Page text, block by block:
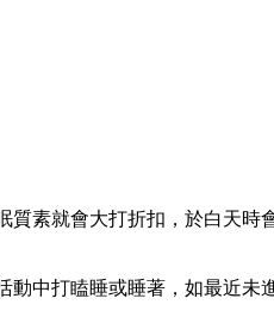
素就會大打折扣，於白天時
中打瞌睡或睡著，如最近未